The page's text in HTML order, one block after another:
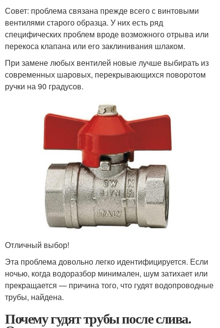
Совет: проблема связана прежде всего с винтовыми
вентилями старого образца. У них есть ряд
специфических проблем вроде возможного отрыва или
перекоса клапана или его заклинивания шлаком.
При замене любых вентилей новые лучше выбирать из
современных шаровых, перекрывающихся поворотом
ручки на 90 градусов.
Отличный выбор!
Эта проблема довольно легко идентифицируется. Если
ночью, когда водоразбор минимален, шум затихает или
прекращается — причина того, что гудят водопроводные
трубы, найдена.
Почему гудят трубы после слива.